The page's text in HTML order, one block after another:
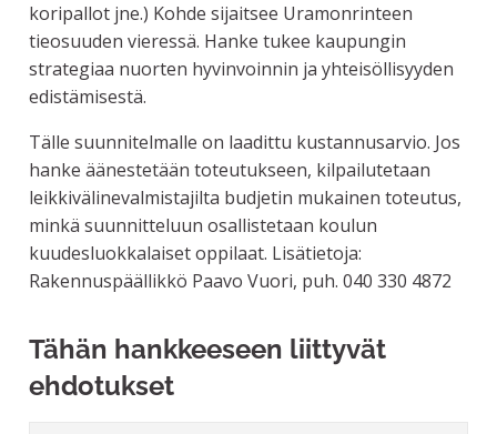
koripallot jne.) Kohde sijaitsee Uramonrinteen
tieosuuden vieressä. Hanke tukee kaupungin
strategiaa nuorten hyvinvoinnin ja yhteisöllisyyden
edistämisestä.
Tälle suunnitelmalle on laadittu kustannusarvio. Jos
hanke äänestetään toteutukseen, kilpailutetaan
leikkivälinevalmistajilta budjetin mukainen toteutus,
minkä suunnitteluun osallistetaan koulun
kuudesluokkalaiset oppilaat. Lisätietoja:
Rakennuspäällikkö Paavo Vuori, puh. 040 330 4872
Tähän hankkeeseen liittyvät
ehdotukset